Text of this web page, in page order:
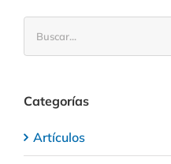
Categorías
Artículos